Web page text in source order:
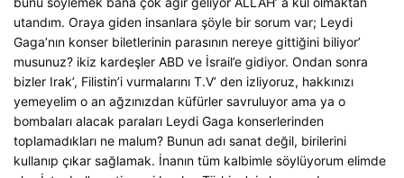
utandım. Oraya giden insanlara şöyle bir sorum var; Leydi
Gaga’nın konser biletlerinin parasının nereye gittiğini biliyor’
musunuz? ikiz kardeşler ABD ve İsrail’e gidiyor. Ondan sonra
bizler Irak’, Filistin’i vurmalarını T.V’ den izliyoruz, hakkınızı
yemeyelim o an ağzınızdan küfürler savruluyor ama ya o
bombaları alacak paraları Leydi Gaga konserlerinden
toplamadıkları ne malum? Bunun adı sanat değil, birilerini
kullanıp çıkar sağlamak. İnanın tüm kalbimle söylüyorum elimde